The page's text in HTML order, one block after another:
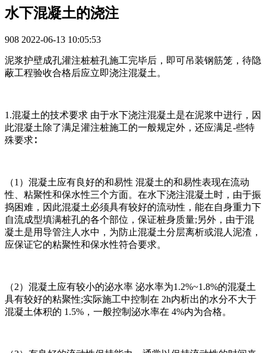
水下混凝土的浇注
908 2022-06-13 10:05:53
泥浆护壁成孔灌注桩桩孔施工完毕后，即可吊装钢筋笼，待隐
蔽工程验收合格后应立即浇注混凝土。
1.混凝土的技术要求 由于水下浇注混凝土是在泥浆中进行，因
此混凝土除了满足灌注桩施工的一般规定外，还应满足-些特
殊要求∶
（1）混凝土应有良好的和易性 混凝土的和易性表现在流动
性、粘聚性和保水性三个方面。在水下浇注混凝土时，由于振
捣困难，因此混凝土必须具有较好的流动性，能在自身重力下
自流成型填满桩孔的各个部位，保证桩身质量;另外，由于混
凝土是用导管注人水中，为防止混凝土分层离析或混人泥渣，
应保证它的粘聚性和保水性符合要求。
（2）混凝土应有较小的泌水率 泌水率为1.2%~1.8%的混凝土
具有较好的粘聚性;实际施工中控制在 2h内析出的水分不大于
混凝土体积的 1.5%，一般控制泌水率在 4%内为合格。